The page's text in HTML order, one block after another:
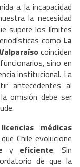
a la incapacidad
la necesidad
supere los límites
como La
coinciden
sino en
institucional. La
antecedentes al
omisión debe ser
licencias médicas
Chile evolucione
y eficiente. Sin
de que la